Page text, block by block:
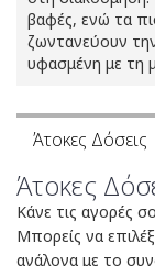
βαφές, ενώ τα
ζωντανεύουν
υφασμένη με τη
Άτοκες Δόσεις
Άτοκες
Κάνε τις αγορές
Μπορείς να
ανάλογα με το